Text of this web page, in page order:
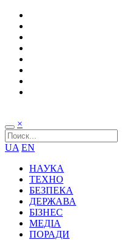
×
UA EN
НАУКА
ТЕХНО
БЕЗПЕКА
ДЕРЖАВА
БІЗНЕС
МЕДІА
ПОРАДИ